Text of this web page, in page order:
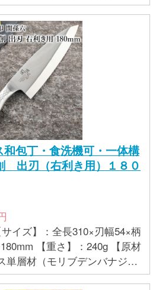
和包丁・食洗機可・一体構
出刃（右利き用）１８０
サイズ】：全長310×刃幅54×柄
【重さ】：240g 【原材
単層材（モリブデンバナジウ
柄/18-8ステンレススチール ※